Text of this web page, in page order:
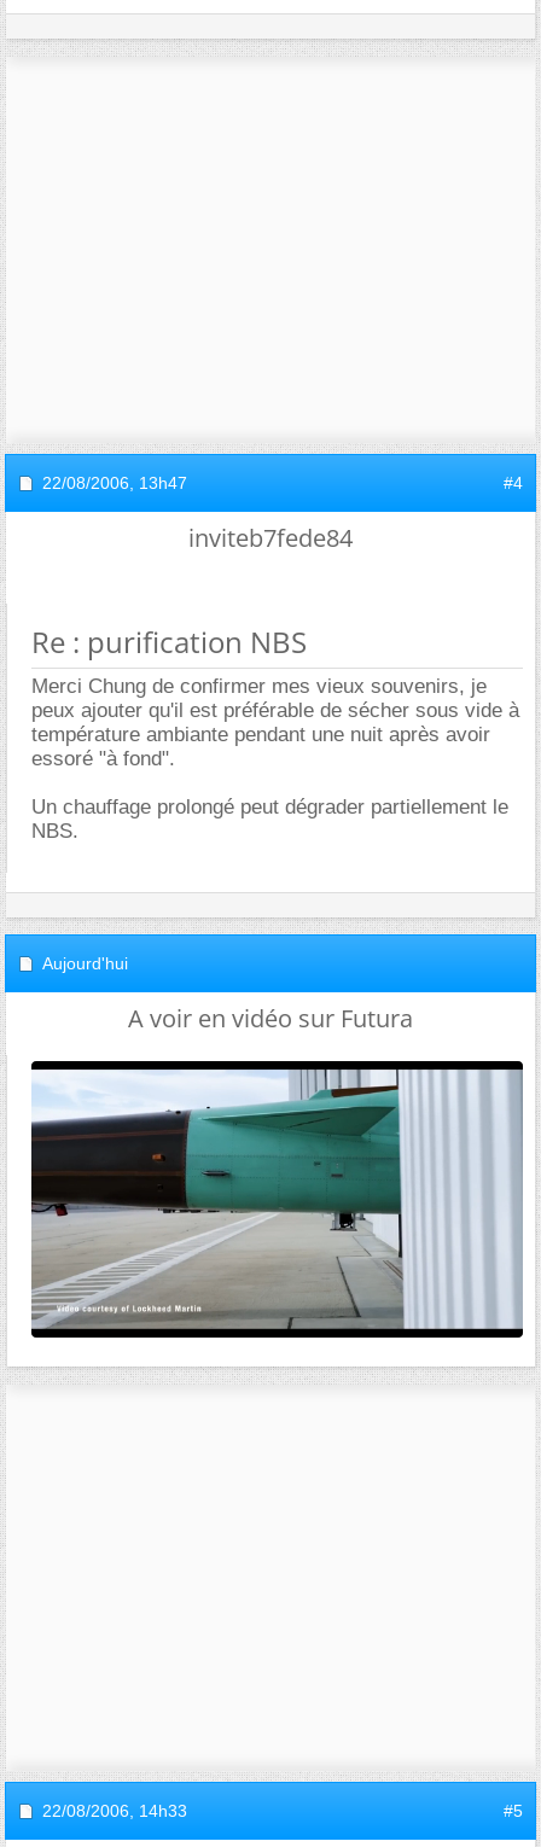
22/08/2006, 13h47 #4
inviteb7fede84
Re : purification NBS
Merci Chung de confirmer mes vieux souvenirs, je
peux ajouter qu'il est préférable de sécher sous vide à
température ambiante pendant une nuit après avoir
essoré "à fond".
Un chauffage prolongé peut dégrader partiellement le
NBS.
Aujourd'hui
A voir en vidéo sur Futura
22/08/2006, 14h33 #5